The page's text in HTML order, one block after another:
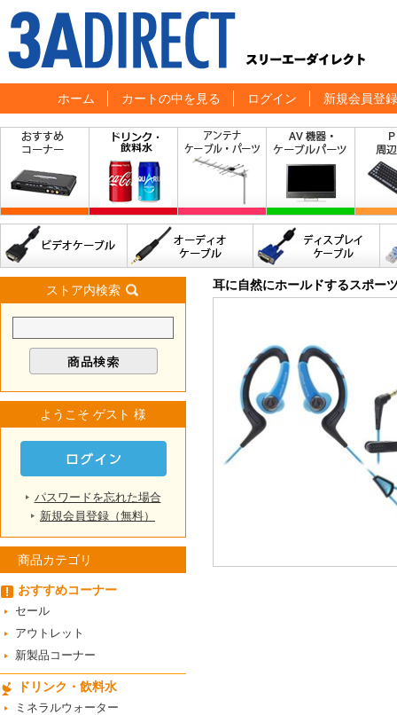
ホーム カートの中を見る ログイン 新規会員登録
ストア内検索
ようこそ ゲスト 様
パスワードを忘れた場合
新規会員登録（無料）
商品カテゴリ
おすすめコーナー
セール
アウトレット
新製品コーナー
ドリンク・飲料水
ミネラルウォーター
耳に自然にホールドするスポー